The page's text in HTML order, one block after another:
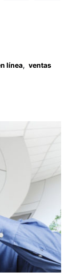
línea, ventas